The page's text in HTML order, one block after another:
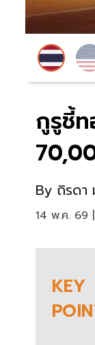
กูรูชี้
By ถิรดา
14 พ.ค. 69
KEY